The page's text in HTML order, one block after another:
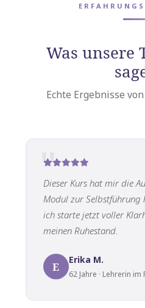
Was unsere
Echte Ergebnisse
Dieser Kurs hat mir die
Modul zur Selbstführung
ich starte jetzt voller
meinen Ruhestand.
E
Erika M.
62 Jahre · Lehrerin im